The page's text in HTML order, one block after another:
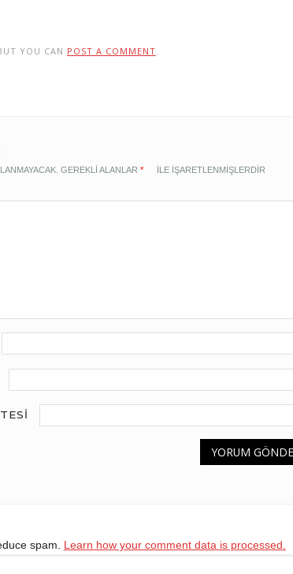
YOU CAN POST A COMMENT
GEREKLI ALANLAR * ILE IŞARETLENMIŞLERDIR
spam. Learn how your comment data is processed.